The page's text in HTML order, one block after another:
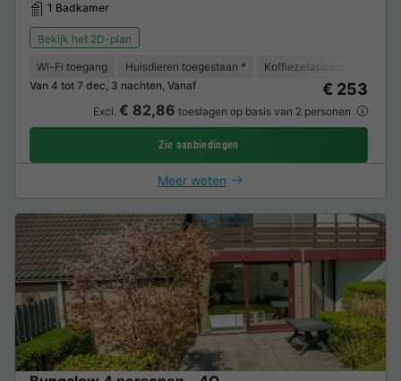
1 Badkamer
Bekijk het 2D-plan
Wi-Fi toegang Huisdieren toegestaan * Koffiezetapparaat
Van 4 tot 7 dec, 3 nachten, Vanaf
€ 253
Excl. € 82,86 toeslagen op basis van 2 personen
Zie aanbiedingen
Meer weten